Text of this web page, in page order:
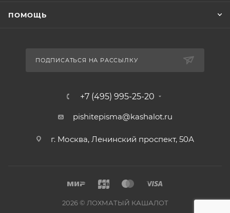
ПОМОЩЬ
ПОДПИСАТЬСЯ НА РАССЫЛКУ
+7 (495) 995-25-20​
pishitepisma@kashalot.ru
г. Москва, Ленинский проспект, 50А​
2026 © ЛОХМАТЫЙ КАШАЛОТ